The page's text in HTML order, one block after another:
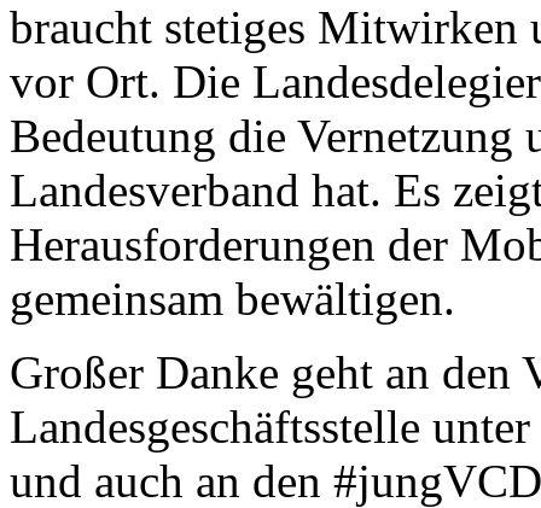
braucht stetiges Mitwirken
vor Ort. Die
Bedeutung die Vernetzung
Landesverband hat. Es
Herausforderungen der
gemeinsam bewältigen.
Großer Danke geht an den
Landesgeschäftsstelle
und auch an den